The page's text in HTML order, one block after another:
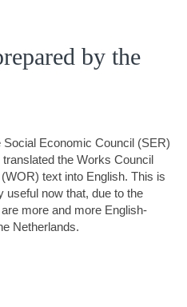
by the
Social Economic Council (SER)
translated the Works Council
text into English. This is
useful now that, due to the
more and more English-
Netherlands.